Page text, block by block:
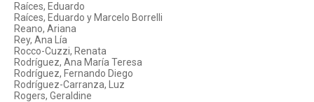
Raíces, Eduardo
Raíces, Eduardo y Marcelo Borrelli
Reano, Ariana
Rey, Ana Lía
Rocco-Cuzzi, Renata
Rodríguez, Ana María Teresa
Rodríguez, Fernando Diego
Rodríguez-Carranza, Luz
Rogers, Geraldine